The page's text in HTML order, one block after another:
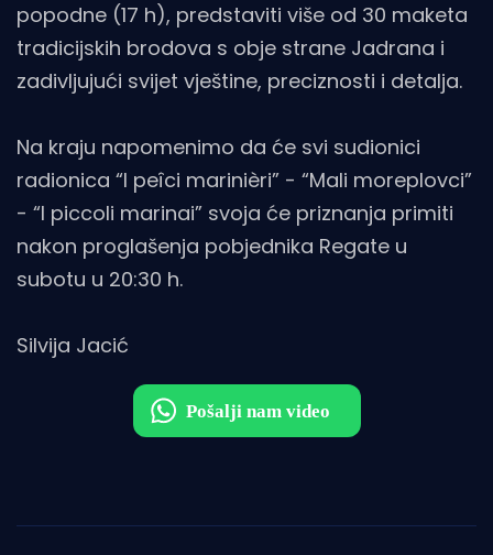
popodne (17 h), predstaviti više od 30 maketa
tradicijskih brodova s obje strane Jadrana i
zadivljujući svijet vještine, preciznosti i detalja.
Na kraju napomenimo da će svi sudionici
radionica “I peîci marinièri” - “Mali moreplovci”
- “I piccoli marinai” svoja će priznanja primiti
nakon proglašenja pobjednika Regate u
subotu u 20:30 h.
Silvija Jacić